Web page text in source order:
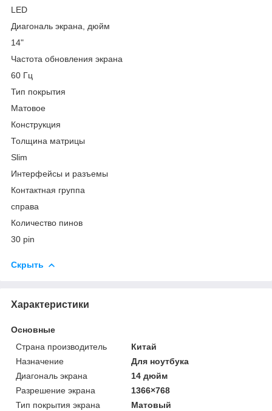
LED
Диагональ экрана, дюйм
14"
Частота обновления экрана
60 Гц
Тип покрытия
Матовое
Конструкция
Толщина матрицы
Slim
Интерфейсы и разъемы
Контактная группа
справа
Количество пинов
30 pin
Скрыть
Характеристики
Основные
Страна производитель
Китай
Назначение
Для ноутбука
Диагональ экрана
14 дюйм
Разрешение экрана
1366×768
Тип покрытия экрана
Матовый